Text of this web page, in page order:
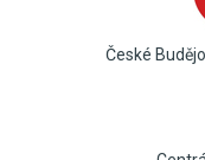
České